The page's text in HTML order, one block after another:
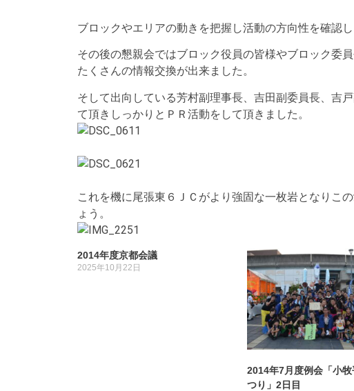
ブロックやエリアの動きを把握し活動の方向性を確認し
その後の懇親会ではブロック役員の皆様やブロック委
たくさんの情報交換が出来ました。
そして出向している芳村副理事長、吉田副委員長、吉
て頂きしっかりとＰＲ活動をして頂きました。
これを機に尾張東６ＪＣがより強固な一枚岩となりこ
ょう。
2014年度京都会議
2025年10月22日
2014年7月度例会「小牧
つり」2日目